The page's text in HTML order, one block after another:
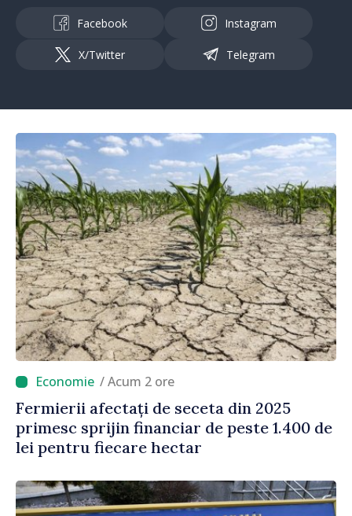
Facebook Instagram
X/Twitter Telegram
/ Acum 2 ore
Fermierii afectați de seceta din 2025
primesc sprijin financiar de peste 1.400 de
lei pentru fiecare hectar